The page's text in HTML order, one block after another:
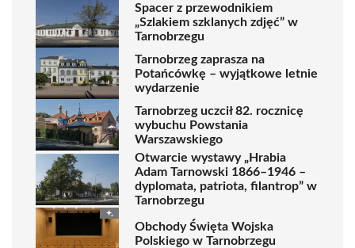
Spacer z przewodnikiem
„Szlakiem szklanych zdjęć” w
Tarnobrzegu
Tarnobrzeg zaprasza na
Potańcówkę – wyjątkowe letnie
wydarzenie
Tarnobrzeg uczcił 82. rocznicę
wybuchu Powstania
Warszawskiego
Otwarcie wystawy „Hrabia
Adam Tarnowski 1866–1946 –
dyplomata, patriota, filantrop” w
Tarnobrzegu
Obchody Święta Wojska
Polskiego w Tarnobrzegu